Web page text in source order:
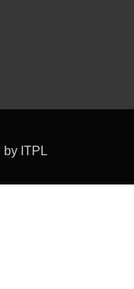
ITPL